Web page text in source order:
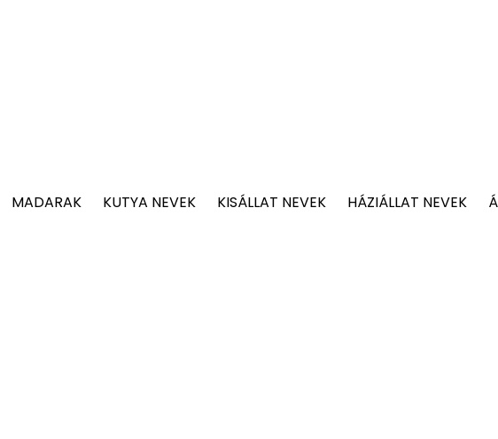
MADARAK KUTYA NEVEK KISÁLLAT NEVEK HÁZIÁLLAT NEVEK